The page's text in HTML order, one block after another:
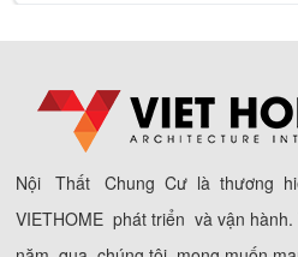
Nội Thất Chung Cư là thương
VIETHOME phát triển và vận